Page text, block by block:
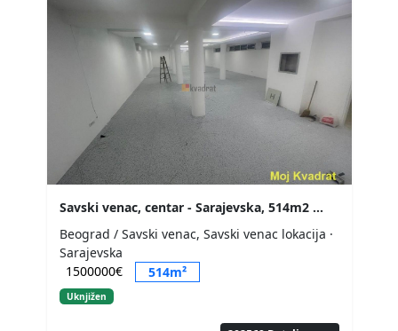
Savski venac, centar - Sarajevska, 514m2
Beograd / Savski venac, Savski venac lokacija ·
Sarajevska
1500000€
514m²
Uknjižen